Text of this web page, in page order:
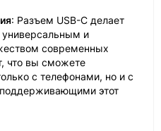
: Разъем USB-C делает
универсальным и
современных
что вы сможете
с телефонами, но и с
этот